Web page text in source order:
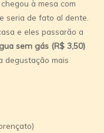
à mesa com
seria de fato al dente.
e eles passarão a
sem gás (R$ 3,50)
degustação mais